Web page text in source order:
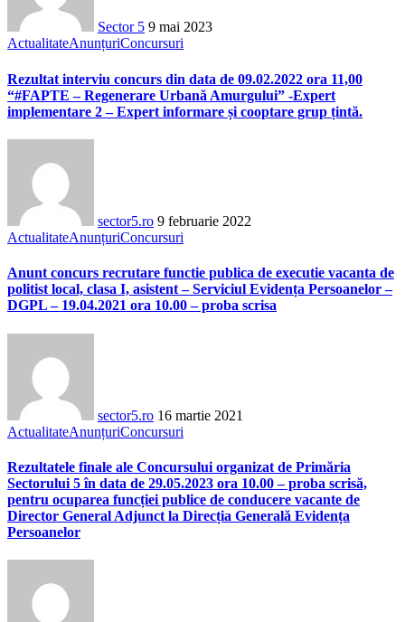
Sector 5 9 mai 2023
ActualitateAnunțuriConcursuri
Rezultat interviu concurs din data de 09.02.2022 ora 11,00
“#FAPTE – Regenerare Urbană Amurgului” -Expert
implementare 2 – Expert informare și cooptare grup țintă.
sector5.ro 9 februarie 2022
ActualitateAnunțuriConcursuri
Anunt concurs recrutare functie publica de executie vacanta de
politist local, clasa I, asistent – Serviciul Evidența Persoanelor –
DGPL – 19.04.2021 ora 10.00 – proba scrisa
sector5.ro 16 martie 2021
ActualitateAnunțuriConcursuri
Rezultatele finale ale Concursului organizat de Primăria
Sectorului 5 în data de 29.05.2023 ora 10.00 – proba scrisă,
pentru ocuparea funcției publice de conducere vacante de
Director General Adjunct la Direcția Generală Evidența
Persoanelor